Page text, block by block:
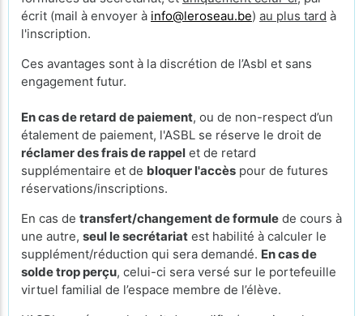
écrit (mail à envoyer à info@leroseau.be) au plus tard à
l'inscription.
Ces avantages sont à la discrétion de l’Asbl et sans
engagement futur.
En cas de retard de paiement, ou de non-respect d’un
étalement de paiement, l'ASBL se réserve le droit de
réclamer des frais de rappel et de retard
supplémentaire et de bloquer l'accès pour de futures
réservations/inscriptions.
En cas de transfert/changement de formule de cours à
une autre, seul le secrétariat est habilité à calculer le
supplément/réduction qui sera demandé. En cas de
solde trop perçu, celui-ci sera versé sur le portefeuille
virtuel familial de l’espace membre de l’élève.